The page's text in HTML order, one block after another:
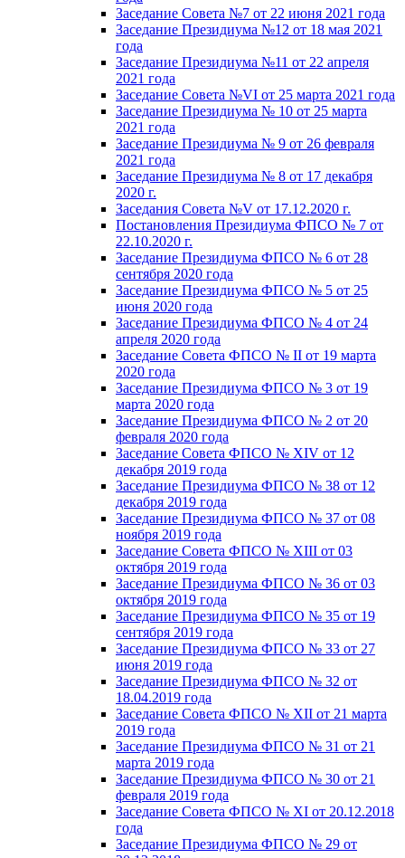
Заседание Совета №7 от 22 июня 2021 года
Заседание Президиума №12 от 18 мая 2021
года
Заседание Президиума №11 от 22 апреля
2021 года
Заседание Совета №VI от 25 марта 2021 года
Заседание Президиума № 10 от 25 марта
2021 года
Заседание Президиума № 9 от 26 февраля
2021 года
Заседание Президиума № 8 от 17 декабря
2020 г.
Заседания Совета №V от 17.12.2020 г.
Постановления Президиума ФПСО № 7 от
22.10.2020 г.
Заседание Президиума ФПСО № 6 от 28
сентября 2020 года
Заседание Президиума ФПСО № 5 от 25
июня 2020 года
Заседание Президиума ФПСО № 4 от 24
апреля 2020 года
Заседание Совета ФПСО № II от 19 марта
2020 года
Заседание Президиума ФПСО № 3 от 19
марта 2020 года
Заседание Президиума ФПСО № 2 от 20
февраля 2020 года
Заседание Совета ФПСО № XIV от 12
декабря 2019 года
Заседание Президиума ФПСО № 38 от 12
декабря 2019 года
Заседание Президиума ФПСО № 37 от 08
ноября 2019 года
Заседание Совета ФПСО № XIII от 03
октября 2019 года
Заседание Президиума ФПСО № 36 от 03
октября 2019 года
Заседание Президиума ФПСО № 35 от 19
сентября 2019 года
Заседание Президиума ФПСО № 33 от 27
июня 2019 года
Заседание Президиума ФПСО № 32 от
18.04.2019 года
Заседание Совета ФПСО № XII от 21 марта
2019 года
Заседание Президиума ФПСО № 31 от 21
марта 2019 года
Заседание Президиума ФПСО № 30 от 21
февраля 2019 года
Заседание Совета ФПСО № XI от 20.12.2018
года
Заседание Президиума ФПСО № 29 от